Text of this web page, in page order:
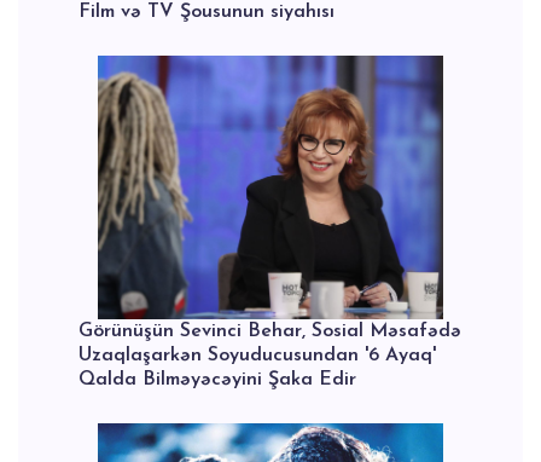
Film və TV Şousunun siyahısı
Görünüşün Sevinci Behar, Sosial Məsafədə
Uzaqlaşarkən Soyuducusundan '6 Ayaq'
Qalda Bilməyəcəyini Şaka Edir